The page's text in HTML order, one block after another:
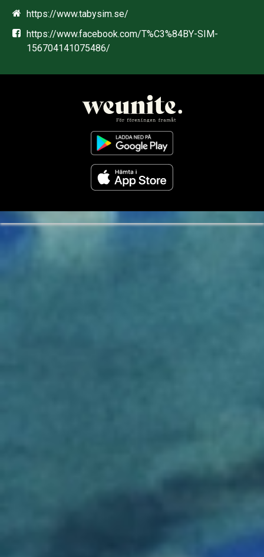
https://www.tabysim.se/
https://www.facebook.com/T%C3%84BY-SIM-
156704141075486/